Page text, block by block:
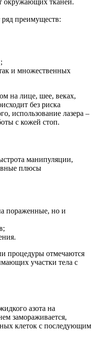
преимуществ:
и множественных
на лице, шее, веках,
без риска
использование лазера –
с кожей стоп.
манипуляции,
плюсы
пораженные, но и
процедуры отмечаются
участки тела с
азота на
замораживается,
клеток с последующим